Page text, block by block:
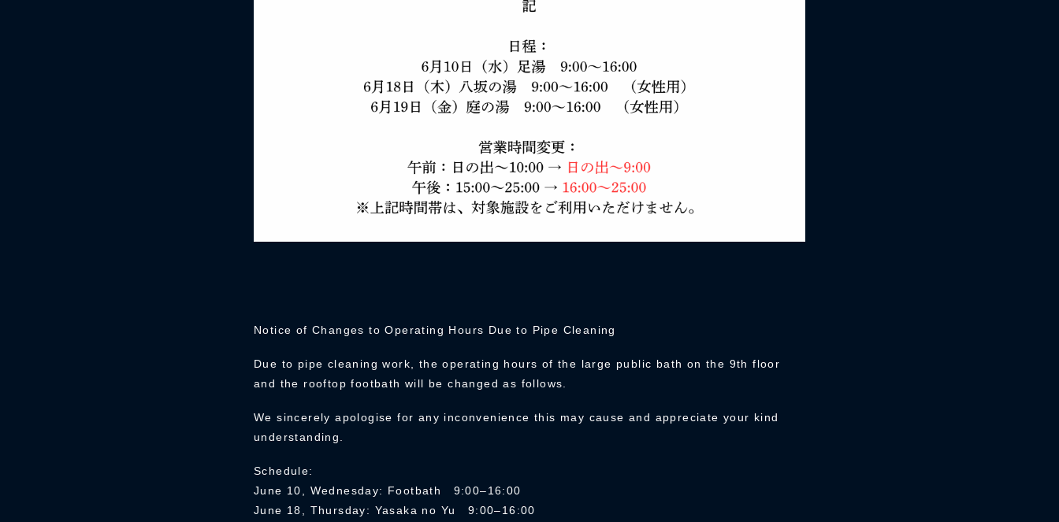
Notice of Changes to Operating Hours Due to Pipe Cleaning
Due to pipe cleaning work, the operating hours of the large public bath on the 9th floor
and the rooftop footbath will be changed as follows.
We sincerely apologise for any inconvenience this may cause and appreciate your kind
understanding.
Schedule:
June 10, Wednesday: Footbath 9:00–16:00
June 18, Thursday: Yasaka no Yu 9:00–16:00